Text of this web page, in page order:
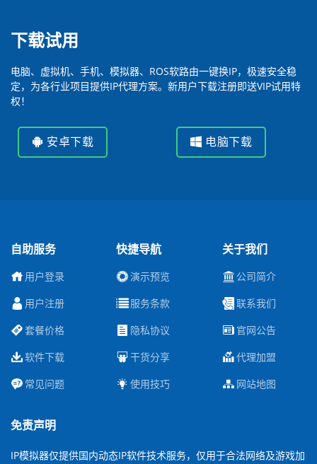
下载试用
电脑、虚拟机、手机、模拟器、ROS软路由一键换IP，极速安全稳
定，为各行业项目提供IP代理方案。新用户下载注册即送VIP试用特
权！
安卓下载 电脑下载
自助服务
用户登录
用户注册
套餐价格
软件下载
常见问题
快捷导航
演示预览
服务条款
隐私协议
干货分享
使用技巧
关于我们
公司简介
联系我们
官网公告
代理加盟
网站地图
免责声明
IP模拟器仅提供国内动态IP软件技术服务，仅用于合法网络及游戏加